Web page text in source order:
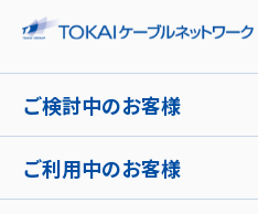
ご検討中のお客様
ご利用中のお客様